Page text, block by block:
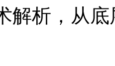
析，